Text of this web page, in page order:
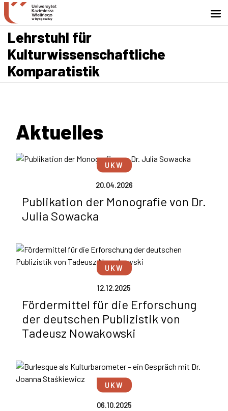
Zur Suchmaschine
Zum Inhalt springen
Gehe zur Fußzeile - Kontakt
Lehrstuhl für
Kulturwissenschaftliche
Komparatistik
Aktuelles
UKW
20.04.2026
Publikation der Monografie von Dr.
Julia Sowacka
UKW
12.12.2025
Fördermittel für die Erforschung
der deutschen Publizistik von
Tadeusz Nowakowski
UKW
06.10.2025